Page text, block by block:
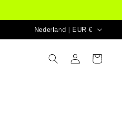
Land/regio Nederland | EUR €
InloggenWinkelwagen